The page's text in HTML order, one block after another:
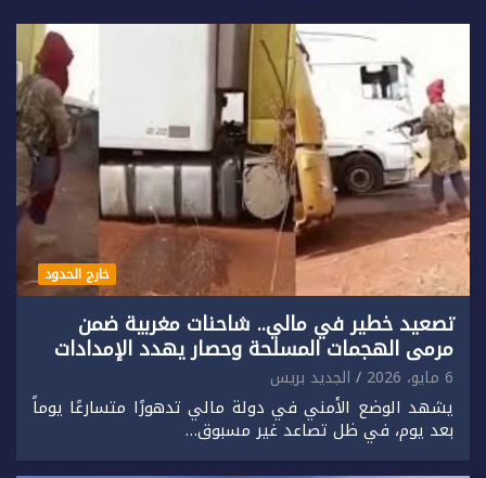
خارج الحدود
تصعيد خطير في مالي.. شاحنات مغربية ضمن
مرمى الهجمات المسلحة وحصار يهدد الإمدادات
6 مايو، 2026 الجديد بريس
يشهد الوضع الأمني في دولة مالي تدهورًا متسارعًا يوماً
بعد يوم، في ظل تصاعد غير مسبوق…